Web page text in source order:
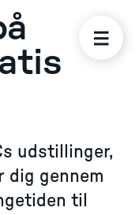
udstillinger,
dig gennem
til